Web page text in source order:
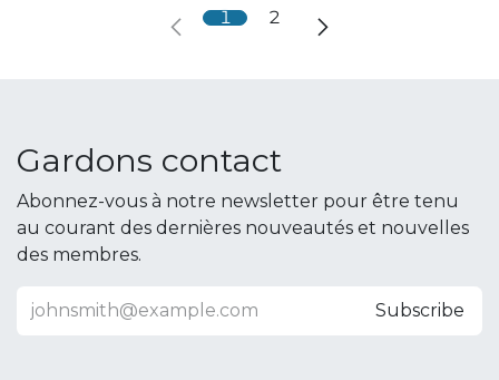
1 2
Gardons contact
Abonnez-vous à notre newsletter pour être tenu
au courant des dernières nouveautés et nouvelles
des membres.
Subscribe